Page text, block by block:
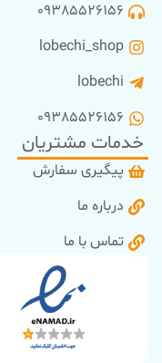
09385526156
lobechi_shop
lobechi
09385526156
خدمات مشتریان
پیگیری سفارش
درباره ما
تماس با ما